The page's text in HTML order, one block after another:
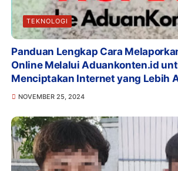
TEKNOLOGI
Panduan Lengkap Cara
Online Melalui Aduankonten.id
Menciptakan Internet yang Lebih
NOVEMBER 25, 2024